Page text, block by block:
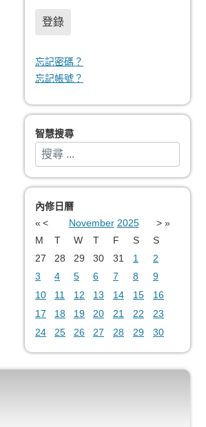
登錄
忘記密碼？
忘記帳號？
智慧搜尋
搜索
Type 2 or more characters for results.
內修日曆
« < November 2025 > »
M
T W T F S
S
27
28 29 30 31 1
2
3
4 5 6 7 8
9
10
11 12 13 14 15
16
17
18 19 20 21 22
23
24
25 26 27 28 29 30